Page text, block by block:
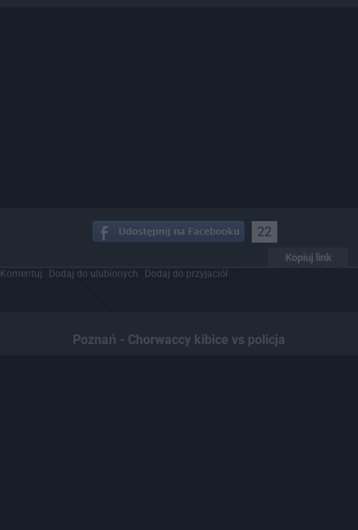
22
Kopiuj link
Komentuj Dodaj do ulubionych Dodaj do przyjaciół
Poznań - Chorwaccy kibice vs policja